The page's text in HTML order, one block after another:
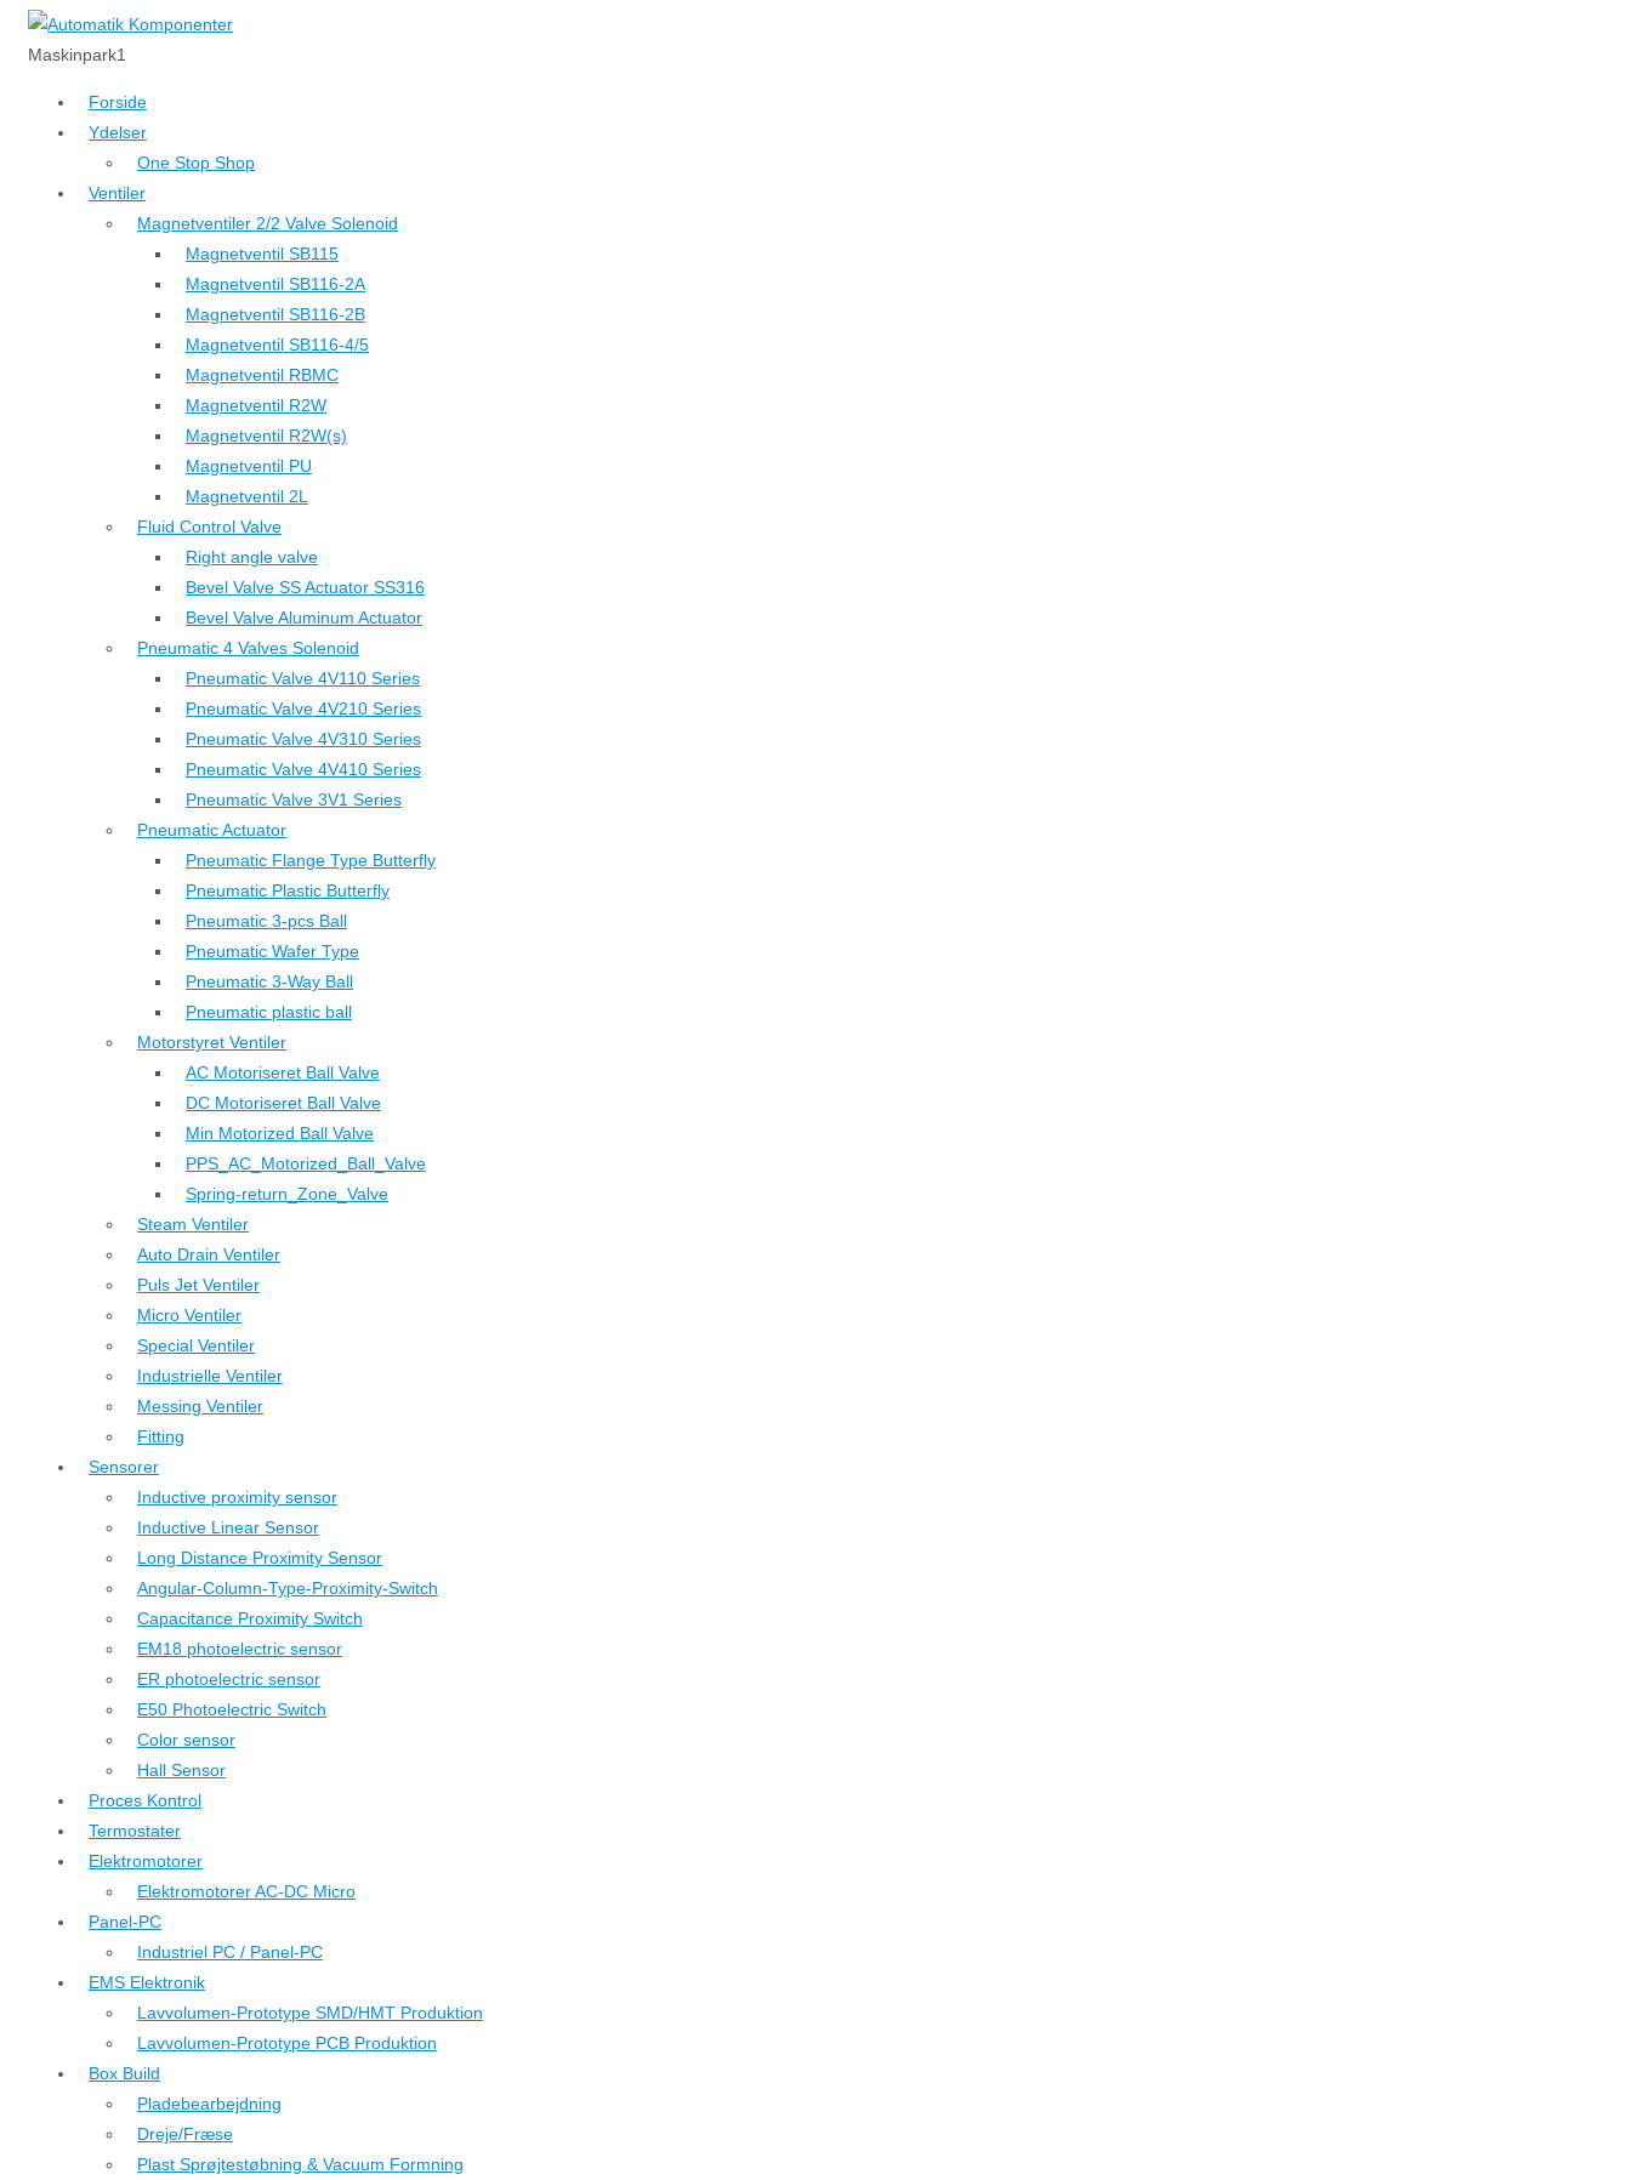
↓
Hop
hovedindhold
Maskinpark1
Forside
Ydelser
One Stop Shop
Ventiler
Magnetventiler 2/2 Valve Solenoid
Magnetventil SB115
Magnetventil SB116-2A
Magnetventil SB116-2B
Magnetventil SB116-4/5
Magnetventil RBMC
Magnetventil R2W
Magnetventil R2W(s)
Magnetventil PU
Magnetventil 2L
Fluid Control Valve
Right angle valve
Bevel Valve SS Actuator SS316
Bevel Valve Aluminum Actuator
Pneumatic 4 Valves Solenoid
Pneumatic Valve 4V110 Series
Pneumatic Valve 4V210 Series
Pneumatic Valve 4V310 Series
Pneumatic Valve 4V410 Series
Pneumatic Valve 3V1 Series
Pneumatic Actuator
Pneumatic Flange Type Butterfly
Pneumatic Plastic Butterfly
Pneumatic 3-pcs Ball
Pneumatic Wafer Type
Pneumatic 3-Way Ball
Pneumatic plastic ball
Motorstyret Ventiler
AC Motoriseret Ball Valve
DC Motoriseret Ball Valve
Min Motorized Ball Valve
PPS_AC_Motorized_Ball_Valve
Spring-return_Zone_Valve
Steam Ventiler
Auto Drain Ventiler
Puls Jet Ventiler
Micro Ventiler
Special Ventiler
Industrielle Ventiler
Messing Ventiler
Fitting
Sensorer
Inductive proximity sensor
Inductive Linear Sensor
Long Distance Proximity Sensor
Angular-Column-Type-Proximity-Switch
Capacitance Proximity Switch
EM18 photoelectric sensor
ER photoelectric sensor
E50 Photoelectric Switch
Color sensor
Hall Sensor
Proces Kontrol
Termostater
Elektromotorer
Elektromotorer AC-DC Micro
Panel-PC
Industriel PC / Panel-PC
EMS Elektronik
Lavvolumen-Prototype SMD/HMT Produktion
Lavvolumen-Prototype PCB Produktion
Box Build
Pladebearbejdning
Dreje/Fræse
Plast Sprøjtestøbning & Vacuum Formning